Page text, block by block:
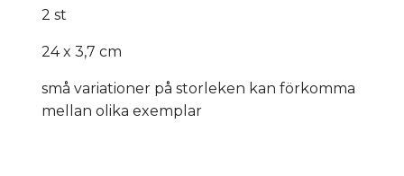
2 st
24 x 3,7 cm
små variationer på storleken kan förkomma
mellan olika exemplar